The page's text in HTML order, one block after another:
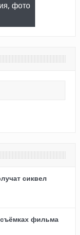
фото
сиквел
фильма